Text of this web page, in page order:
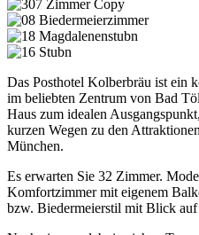
Das Posthotel Kolberbräu ist ein
im beliebten Zentrum von Bad
Haus zum idealen
kurzen Wegen zu den
München.
Es erwarten Sie 32 Zimmer.
Komfortzimmer mit eigenem
bzw. Biedermeierstil mit Blick